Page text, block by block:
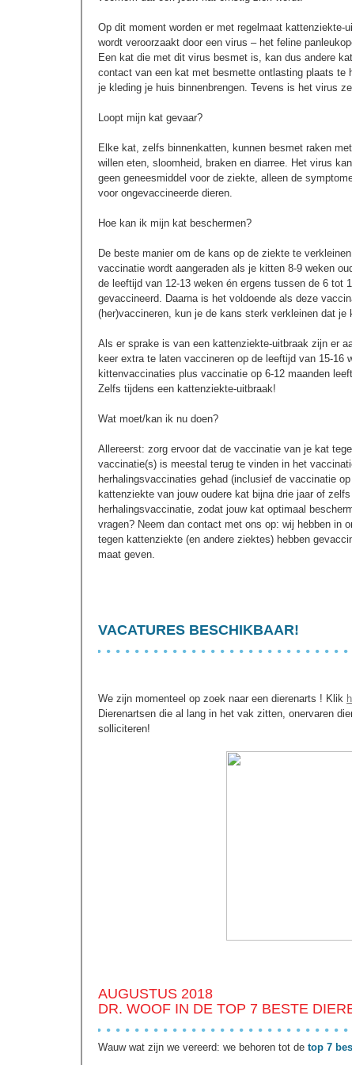
Op dit moment worden er met regelmaat
wordt veroorzaakt door een virus – het feline
Een kat die met dit virus besmet is, kan dus andere
contact van een kat met besmette ontlasting plaats te
je kleding je huis binnenbrengen. Tevens is het virus
Loopt mijn kat gevaar?
Elke kat, zelfs binnenkatten, kunnen besmet raken
willen eten, sloomheid, braken en diarree. Het virus
geen geneesmiddel voor de ziekte, alleen de
voor ongevaccineerde dieren.
Hoe kan ik mijn kat beschermen?
De beste manier om de kans op de ziekte te
vaccinatie wordt aangeraden als je kitten 8-9 weken
de leeftijd van 12-13 weken én ergens tussen de 6 tot
gevaccineerd. Daarna is het voldoende als deze
(her)vaccineren, kun je de kans sterk verkleinen dat
Als er sprake is van een kattenziekte-uitbraak zijn er
keer extra te laten vaccineren op de leeftijd van 15-16
kittenvaccinaties plus vaccinatie op 6-12 maanden
Zelfs tijdens een kattenziekte-uitbraak!
Wat moet/kan ik nu doen?
Allereerst: zorg ervoor dat de vaccinatie van je kat
vaccinatie(s) is meestal terug te vinden in het
herhalingsvaccinaties gehad (inclusief de vaccinatie
kattenziekte van jouw oudere kat bijna drie jaar of
herhalingsvaccinatie, zodat jouw kat optimaal
vragen? Neem dan contact met ons op: wij hebben in
tegen kattenziekte (en andere ziektes) hebben
maat geven.
VACATURES BESCHIKBAAR!
We zijn momenteel op zoek naar een dierenarts ! Klik
Dierenartsen die al lang in het vak zitten, onervaren
solliciteren!
AUGUSTUS 2018
DR. WOOF IN DE TOP 7 BESTE
Wauw wat zijn we vereerd: we behoren tot de top 7